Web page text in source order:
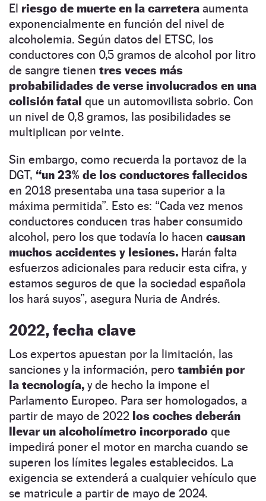
El riesgo de muerte en la carretera aumenta
exponencialmente en función del nivel de
alcoholemia. Según datos del ETSC, los
conductores con 0,5 gramos de alcohol por litro
de sangre tienen tres veces más
probabilidades de verse involucrados en una
colisión fatal que un automovilista sobrio. Con
un nivel de 0,8 gramos, las posibilidades se
multiplican por veinte.
Sin embargo, como recuerda la portavoz de la
DGT, “un 23% de los conductores fallecidos
en 2018 presentaba una tasa superior a la
máxima permitida”. Esto es: “Cada vez menos
conductores conducen tras haber consumido
alcohol, pero los que todavía lo hacen causan
muchos accidentes y lesiones. Harán falta
esfuerzos adicionales para reducir esta cifra, y
estamos seguros de que la sociedad española
los hará suyos”, asegura Nuria de Andrés.
2022, fecha clave
Los expertos apuestan por la limitación, las
sanciones y la información, pero también por
la tecnología, y de hecho la impone el
Parlamento Europeo. Para ser homologados, a
partir de mayo de 2022 los coches deberán
llevar un alcoholímetro incorporado que
impedirá poner el motor en marcha cuando se
superen los límites legales establecidos. La
exigencia se extenderá a cualquier vehículo que
se matricule a partir de mayo de 2024.